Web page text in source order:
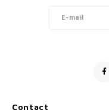
Contact